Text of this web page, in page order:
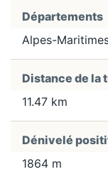
Départements
Alpes-
Distance de la
11.47 km
Dénivelé
1864 m